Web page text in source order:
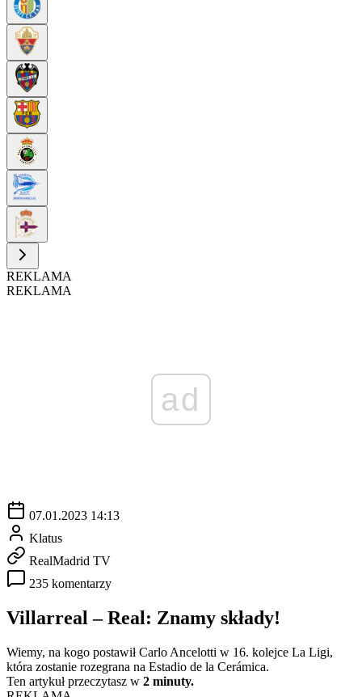
REKLAMA
REKLAMA
ad
07.01.2023 14:13
Klatus
RealMadrid TV
235 komentarzy
Villarreal – Real: Znamy składy!
Wiemy, na kogo postawił Carlo Ancelotti w 16. kolejce La Ligi,
która zostanie rozegrana na Estadio de la Cerámica.
Ten artykuł przeczytasz w 2 minuty.